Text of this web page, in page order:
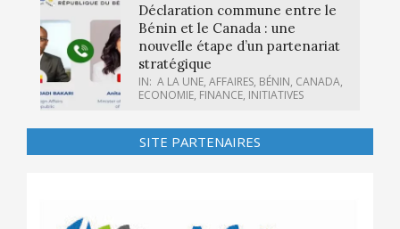
Déclaration commune entre le
Bénin et le Canada : une
nouvelle étape d’un partenariat
stratégique
IN: A LA UNE, AFFAIRES, BÉNIN, CANADA,
ECONOMIE, FINANCE, INITIATIVES
SITE PARTENAIRES